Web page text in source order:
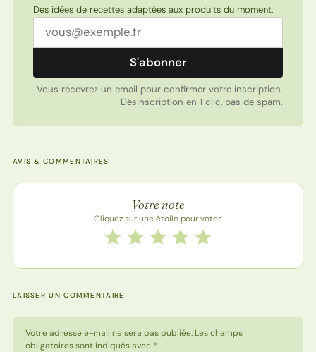
Des idées de recettes adaptées aux produits du moment.
Adresse email
S'abonner
Vous recevrez un email pour confirmer votre inscription.
Désinscription en 1 clic, pas de spam.
AVIS & COMMENTAIRES
Note de la recette
Votre note
Cliquez sur une étoile pour voter.
Notez cette recette de 1 à 5 étoiles
5 étoiles
4 étoiles
3 étoiles
2 étoiles
1 étoile
LAISSER UN COMMENTAIRE
Votre adresse e-mail ne sera pas publiée. Les champs
obligatoires sont indiqués avec *